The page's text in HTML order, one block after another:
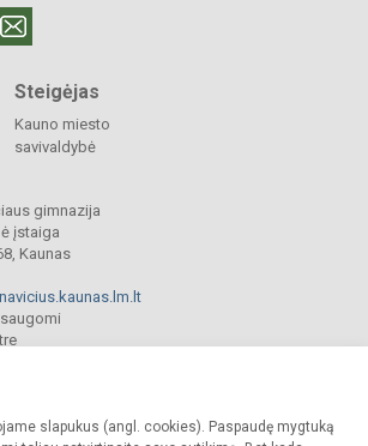
slapukus (angl. cookies). Paspaudę mygtuką
Steigėjas
Kauno miesto
savivaldybė
gimnazija
įstaiga
Kaunas